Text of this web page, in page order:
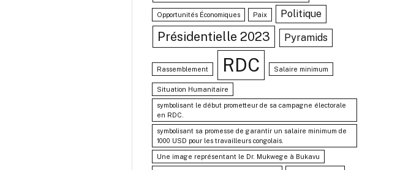
Opportunités Économiques Paix Politique
Présidentielle 2023 Pyramids
Rassemblement RDC Salaire minimum
Situation Humanitaire
symbolisant le début prometteur de sa campagne électorale
en RDC.
symbolisant sa promesse de garantir un salaire minimum de
1000 USD pour les travailleurs congolais.
Une image représentant le Dr. Mukwege à Bukavu